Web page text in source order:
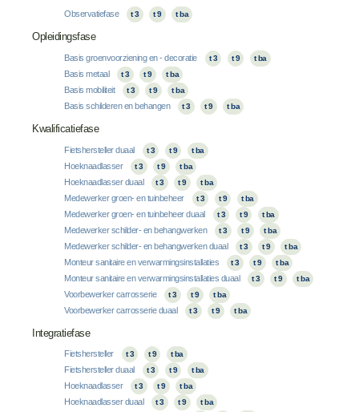
Observatiefase t 3 t 9 t ba
Opleidingsfase
Basis groenvoorziening en - decoratie t 3 t 9 t ba
Basis metaal t 3 t 9 t ba
Basis mobiliteit t 3 t 9 t ba
Basis schilderen en behangen t 3 t 9 t ba
Kwalificatiefase
Fietshersteller duaal t 3 t 9 t ba
Hoeknaadlasser t 3 t 9 t ba
Hoeknaadlasser duaal t 3 t 9 t ba
Medewerker groen- en tuinbeheer t 3 t 9 t ba
Medewerker groen- en tuinbeheer duaal t 3 t 9 t ba
Medewerker schilder- en behangwerken t 3 t 9 t ba
Medewerker schilder- en behangwerken duaal t 3 t 9 t ba
Monteur sanitaire en verwarmingsinstallaties t 3 t 9 t ba
Monteur sanitaire en verwarmingsinstallaties duaal t 3 t 9 t ba
Voorbewerker carrosserie t 3 t 9 t ba
Voorbewerker carrosserie duaal t 3 t 9 t ba
Integratiefase
Fietshersteller t 3 t 9 t ba
Fietshersteller duaal t 3 t 9 t ba
Hoeknaadlasser t 3 t 9 t ba
Hoeknaadlasser duaal t 3 t 9 t ba